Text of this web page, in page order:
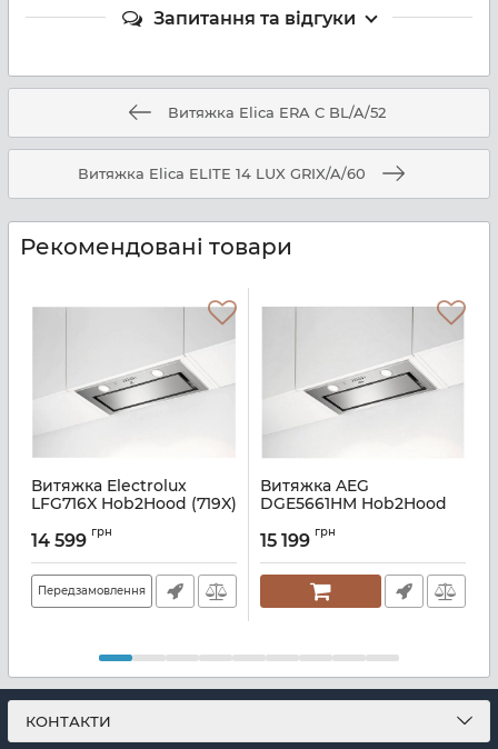
Запитання та відгуки
Витяжка Elica ERA C BL/A/52
Витяжка Elica ELITE 14 LUX GRIX/A/60
Рекомендовані товари
Витяжка Electrolux
LFG716X Hob2Hood (719X)
14 599 грн
Передзамовлення
Витяжка AEG
DGE5661HM Hob2Hood
15 199 грн
КОНТАКТИ